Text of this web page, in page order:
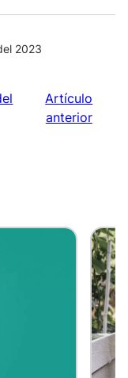
2023
Artículo
anterior